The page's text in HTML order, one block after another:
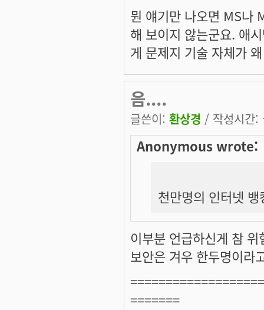
뭔 얘기만 나오면 MS나
해 보이지 않는군요. 애
게 문제지 기술 자체가
음....
글쓴이: 환상경 / 작성시간
Anonymous wrote:
천만명의 인터넷
이부분 언급하신게 참
보안은 겨우 한두명이라
=======